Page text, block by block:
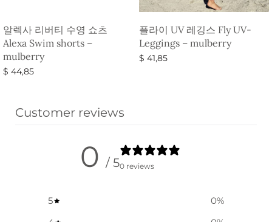
알렉사 리버티 수영 쇼츠
Alexa Swim shorts –
mulberry
$ 44,85
플라이 UV 레깅스 Fly UV-
Leggings – mulberry
$ 41,85
Customer reviews
0 / 50 reviews
5 0%